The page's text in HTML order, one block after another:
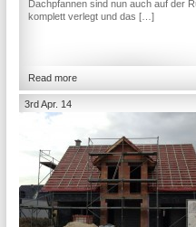
Dachpfannen sind nun auch auf der
komplett verlegt und das […]
Read more
3rd Apr. 14